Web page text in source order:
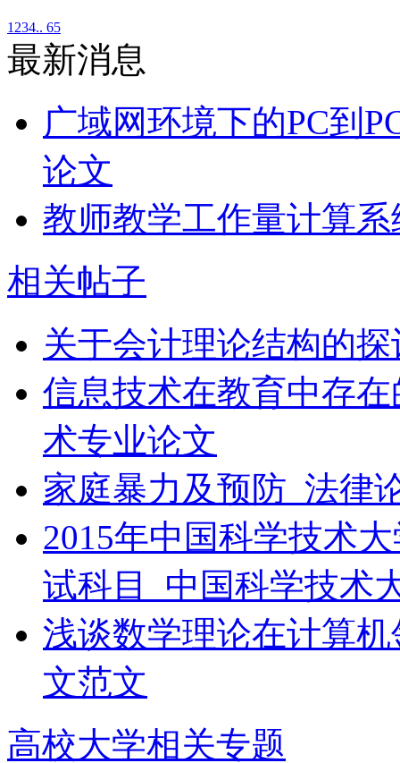
1 234.. 65
最新消息
广域网环境下的PC到
论文
教师教学工作量计算
相关帖子
关于会计理论结构的
信息技术在教育中存
术专业论文
家庭暴力及预防_法律
2015年中国科学技术
试科目_中国科学技术
浅谈数学理论在计算
文范文
高校大学相关专题